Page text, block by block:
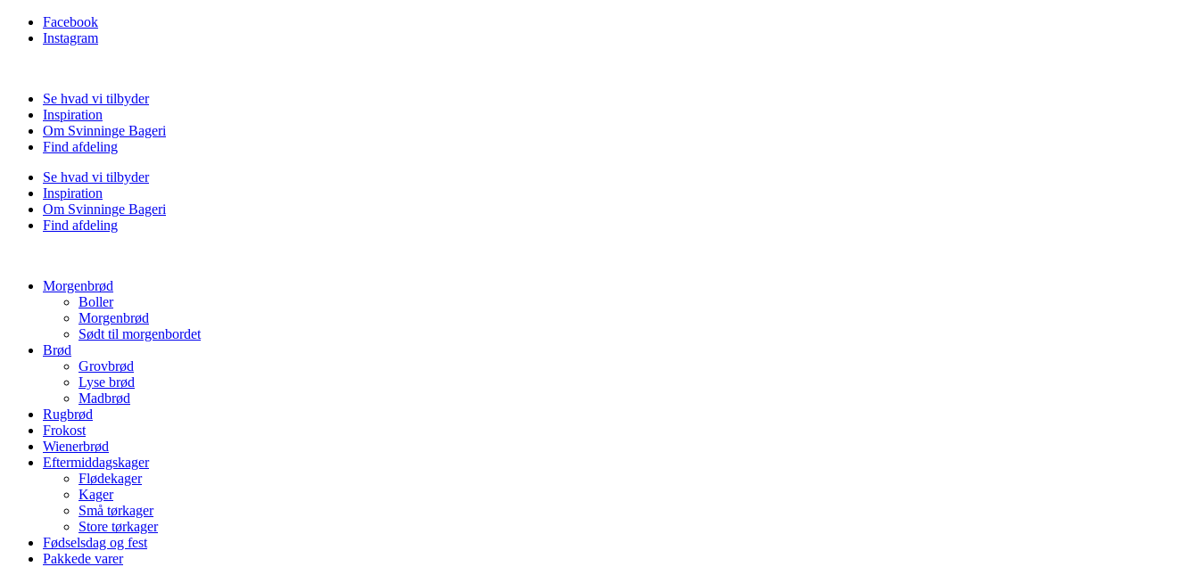
Facebook
Instagram
Se hvad vi tilbyder
Inspiration
Om Svinninge Bageri
Find afdeling
Se hvad vi tilbyder
Inspiration
Om Svinninge Bageri
Find afdeling
Morgenbrød
Boller
Morgenbrød
Sødt til morgenbordet
Brød
Grovbrød
Lyse brød
Madbrød
Rugbrød
Frokost
Wienerbrød
Eftermiddagskager
Flødekager
Kager
Små tørkager
Store tørkager
Fødselsdag og fest
Pakkede varer